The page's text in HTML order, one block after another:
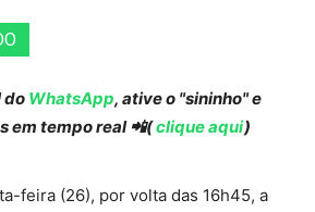
do WhatsApp, ative o "sininho" e
em tempo real 📲(clique aqui)
feira (26), por volta das 16h45, a